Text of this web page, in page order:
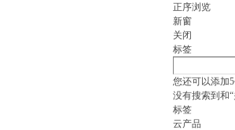
正序浏览
新窗
关闭
标签
您还可以添加5
没有搜索到和
标签
云产品